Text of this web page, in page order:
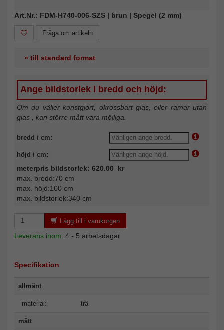
Art.Nr.: FDM-H740-006-SZS | brun | Spegel (2 mm)
Fråga om artikeln
» till standard format
Ange bildstorlek i bredd och höjd:
Om du väljer konstgjort, okrossbart glas, eller ramar utan
glas , kan större mått vara möjliga.
bredd i cm:
höjd i cm:
meterpris bildstorlek: 620.00 kr
max. bredd:70 cm
max. höjd:100 cm
max. bildstorlek:340 cm
Lägg till i varukorgen
Leverans inom: 4 - 5 arbetsdagar
Specifikation
allmänt
material: trä
mått